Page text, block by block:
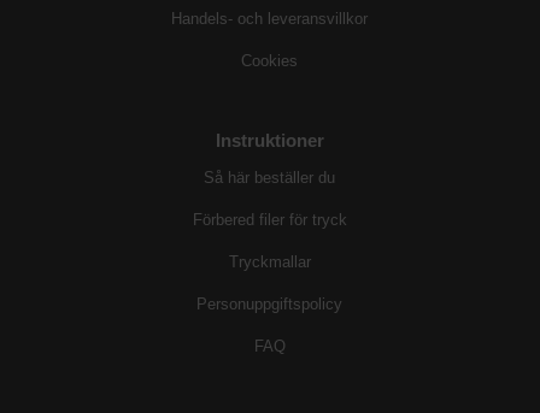
Handels- och leveransvillkor
Cookies
Instruktioner
Så här beställer du
Förbered filer för tryck
Tryckmallar
Personuppgiftspolicy
FAQ